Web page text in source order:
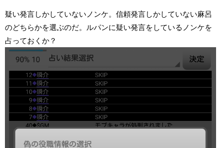
疑い発言しかしていないノンケ。信頼発言しかしていない麻呂
のどちらかを選ぶのだ。ルパンに疑い発言をしているノンケを
占っておくか？